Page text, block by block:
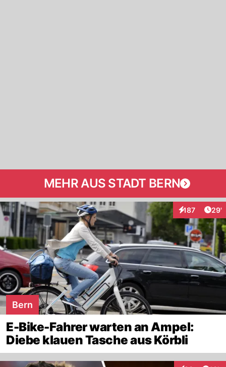
MEHR AUS STADT BERN
187
Interaktionen
29'
Bern
E-Bike-Fahrer warten an Ampel:
Diebe klauen Tasche aus Körbli